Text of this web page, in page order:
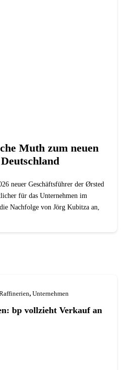
Muth zum neuen
neuer Geschäftsführer der Ørsted
für das Unternehmen im
Nachfolge von Jörg Kubitza an,
, Unternehmen
bp vollzieht Verkauf an